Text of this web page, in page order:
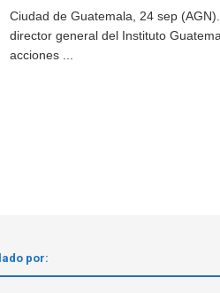
Ciudad de Guatemala, 24 sep
director general del Instituto
acciones ...
por: